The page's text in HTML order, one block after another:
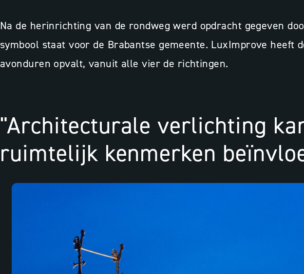
Na de herinrichting van de rondweg werd opdracht gegeven
symbool staat voor de Brabantse gemeente. LuxImprove
avonduren opvalt, vanuit alle vier de richtingen.
"Architecturale verlichting
ruimtelijk kenmerken